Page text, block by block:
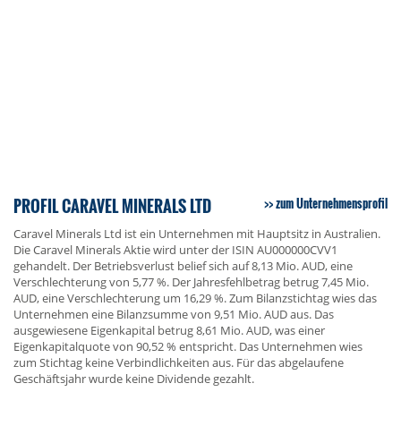
PROFIL CARAVEL MINERALS LTD zum Unternehmensprofil
Caravel Minerals Ltd ist ein Unternehmen mit Hauptsitz in Australien.
Die Caravel Minerals Aktie wird unter der ISIN AU000000CVV1
gehandelt. Der Betriebsverlust belief sich auf 8,13 Mio. AUD, eine
Verschlechterung von 5,77 %. Der Jahresfehlbetrag betrug 7,45 Mio.
AUD, eine Verschlechterung um 16,29 %. Zum Bilanzstichtag wies das
Unternehmen eine Bilanzsumme von 9,51 Mio. AUD aus. Das
ausgewiesene Eigenkapital betrug 8,61 Mio. AUD, was einer
Eigenkapitalquote von 90,52 % entspricht. Das Unternehmen wies
zum Stichtag keine Verbindlichkeiten aus. Für das abgelaufene
Geschäftsjahr wurde keine Dividende gezahlt.